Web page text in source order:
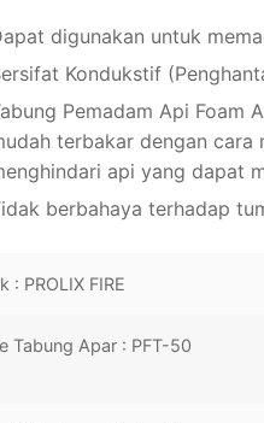
digunakan untuk
Kondukstif
Pemadam Api Foam
terbakar dengan
api yang dapat
berbahaya terhadap
: PROLIX FIRE
Tabung Apar : PFT-50